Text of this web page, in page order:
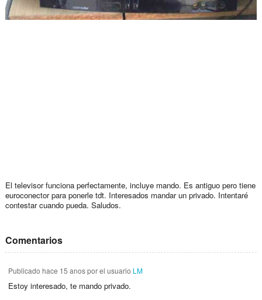
El televisor funciona perfectamente, incluye mando. Es antiguo pero tiene
euroconector para ponerle tdt. Interesados mandar un privado. Intentaré
contestar cuando pueda. Saludos.
Comentarios
Publicado hace 15 anospor el usuario LM
Estoy interesado, te mando privado.